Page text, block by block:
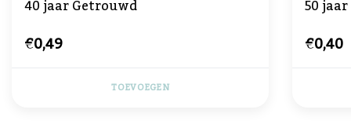
40 jaar Getrouwd
€0,49
TOEVOEGEN
50
€0,40